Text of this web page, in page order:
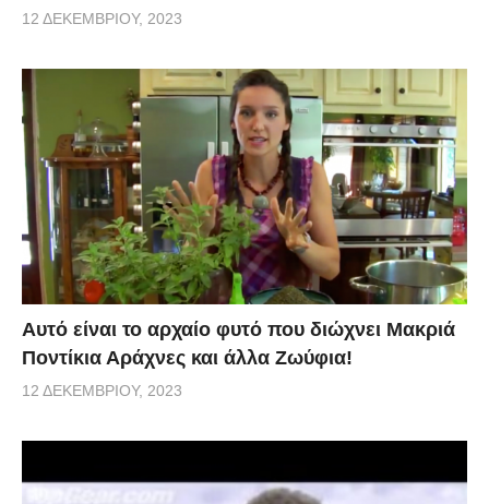
12 ΔΕΚΕΜΒΡΊΟΥ, 2023
Αυτό είναι το αρχαίο φυτό που διώχνει Μακριά
Ποντίκια Αράχνες και άλλα Ζωύφια!
12 ΔΕΚΕΜΒΡΊΟΥ, 2023